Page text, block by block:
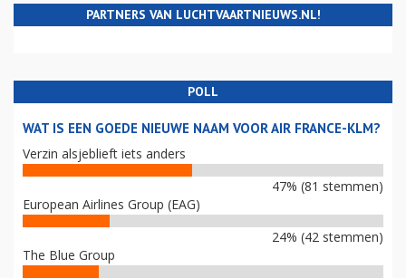
PARTNERS VAN LUCHTVAARTNIEUWS.NL!
POLL
WAT IS EEN GOEDE NIEUWE NAAM VOOR AIR FRANCE-KLM?
Verzin alsjeblieft iets anders
47% (81 stemmen)
European Airlines Group (EAG)
24% (42 stemmen)
The Blue Group